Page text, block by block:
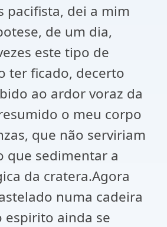
pacifista, dei a mim
de um dia,
este tipo de
ter ficado, decerto
ao ardor voraz da
o meu corpo
que não serviriam
que sedimentar a
da cratera.Agora
numa cadeira
espirito ainda se